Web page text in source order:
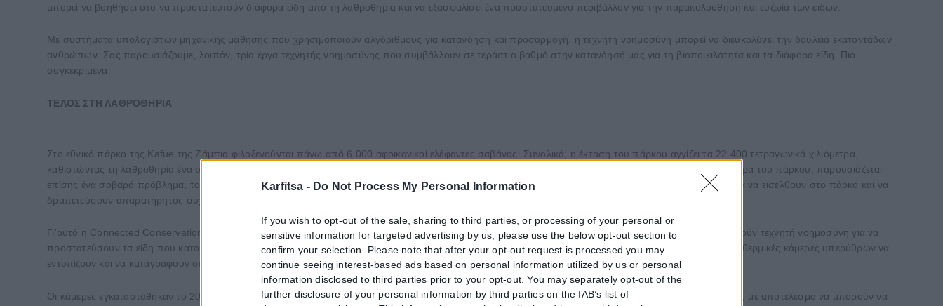
Karfitsa - Do Not Process My Personal Information
If you wish to opt-out of the sale, sharing to third parties, or processing of your personal or
sensitive information for targeted advertising by us, please use the below opt-out section to
confirm your selection. Please note that after your opt-out request is processed you may
continue seeing interest-based ads based on personal information utilized by us or personal
information disclosed to third parties prior to your opt-out. You may separately opt-out of the
further disclosure of your personal information by third parties on the IAB’s list of
μπορεί να βοηθήσει στο να προστατευτούν διάφορα είδη από τη λαθροθηρία και να εξασφαλίσει ένα προστατευμένο περιβάλλον για την παρακολούθηση και ευζωία των ειδών.
Με συστήματα υπολογιστών μηχανικής μάθησης που χρησιμοποιούν αλγόριθμους για κατανόηση και προσαρμογή, η τεχνητή νοημοσύνη μπορεί να διευκολύνει την δουλειά εκατοντάδων
ανθρώπων. Σας παρουσιάζουμε, λοιπόν, τρία έργα τεχνητής νοημοσύνης που συμβάλλουν σε τεράστιο βαθμό στην κατανόησή μας για τη βιοποικιλότητα και τα διάφορα είδη. Πιο
συγκεκριμένα:
ΤΕΛΟΣ ΣΤΗ ΛΑΘΡΟΘΗΡΙΑ
Στο εθνικό πάρκο της Kafue της Ζάμπια φιλοξενούνται πάνω από 6.000 αφρικανικοί ελέφαντες σαβάνας. Συνολικά, η έκταση του πάρκου αγγίζει τα 22.400 τετραγωνικά χιλιόμετρα,
καθιστώντας τη λαθροθηρία ένα σοβαρό πρόβλημα και μία ακόμα μεγαλύτερη υλικοτεχνική πρόκληση. Στη λίμνη Itezhi-Tezhi, η οποία βρίσκεται στα σύνορα του πάρκου, παρουσιάζεται
επίσης ένα σοβαρό πρόβλημα, το παράνομο ψάρεμα. Δεν είναι λίγες οι φορές που λαθροκυνηγοί, μεταμφιεσμένοι σε ψαράδες, χρησιμοποιούν τη λίμνη για να εισέλθουν στο πάρκο και να
δραπετεύσουν απαρατήρητοι, συχνά εκμεταλλευόμενοι το σκοτάδι.
Γι’αυτό η Connected Conservation Initiative, από το Game Rangers International και το Τμήμα Εθνικών Πάρκων και Άγριας Ζωής της Ζάμπια χρησιμοποιούν τεχνητή νοημοσύνη για να
προστατεύσουν τα είδη που κατοικούν στο πάρκο από τους λαθροκυνηγούς, “υψώνοντας” ένα εικονικό τείχος μήκους 19 χιλιομέτρων στη λίμνη, ώστε οι θερμικές κάμερες υπερύθρων να
εντοπίζουν και να καταγράφουν οτιδήποτε μπαίνει και βγαίνει από το πάρκο είτε είναι μέρα είτε είναι νύχτα.
Οι κάμερες εγκαταστάθηκαν το 2019. Στην αρχή παρακολουθούνταν χειροκίνητα από δασοφύλακες, οι οποίοι σε περίπτωση καταπάτησης ειδοποιούνταν, με αποτέλεσμα να μπορούν να